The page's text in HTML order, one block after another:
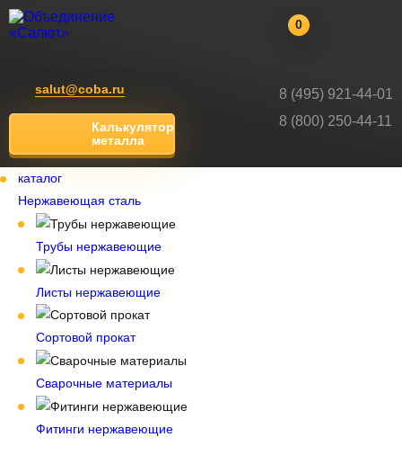
salut@coba.ru
Калькулятор
металла
8 (495) 921-44-01
8 (800) 250-44-11
0
каталог
Нержавеющая сталь
Трубы нержавеющие
Листы нержавеющие
Сортовой прокат
Сварочные материалы
Фитинги нержавеющие